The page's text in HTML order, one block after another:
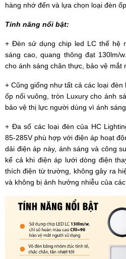
hàng nhớ đến và lựa chọn loại đèn
Tính năng nổi bật:
+ Đèn sử dụng chip led LC thế hệ
sáng cao, quang thông đạt 130lm/
cho ánh sáng chân thực, bảo vệ mắt
+ Cũng giống như tất cả các loại đèn
ốp nổi vuông, tròn Luxury cho ánh
bảo vệ thị lực người dùng vì ánh
+ Đa số các loại đèn của HC
85-285V phù hợp với điện áp hoạt
dải điện áp này, ánh sáng và công
kể cả khi điện áp lưới dòng điện
thích điện từ trường, không gây ra
và không bị ảnh hưởng nhiễu của